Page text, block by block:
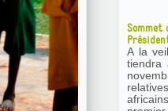
A la
tiendra